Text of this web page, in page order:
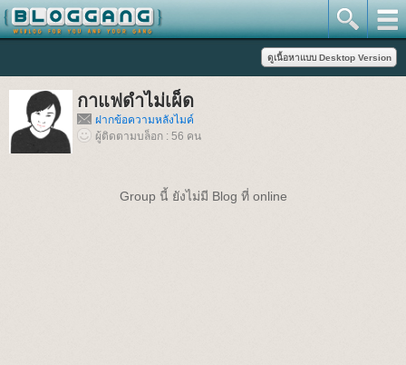
กาแฟดำไม่เผ็ด
ฝากข้อความหลังไมค์
ผู้ติดตามบล็อก : 56 คน
Group นี้ ยังไม่มี Blog ที่ online